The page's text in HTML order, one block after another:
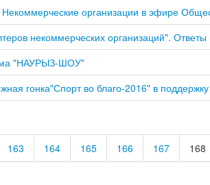
организации в эфире
некоммерческих организаций".
"НАУРЫЗ-ШОУ"
гонка"Спорт во благо-2016" в
163 164 165 166 167 168